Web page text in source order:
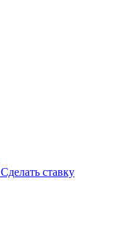
Сделать ставку